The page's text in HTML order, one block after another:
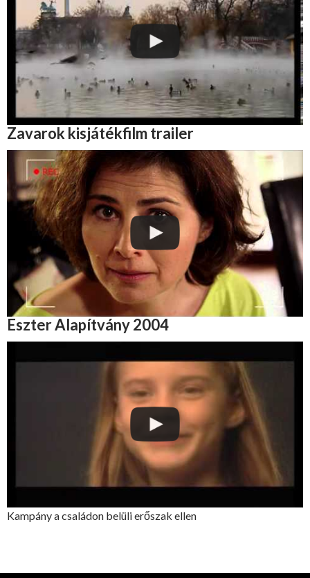
Zavarok kisjátékfilm trailer
Eszter Alapítvány 2004
Kampány a családon belüli erőszak ellen